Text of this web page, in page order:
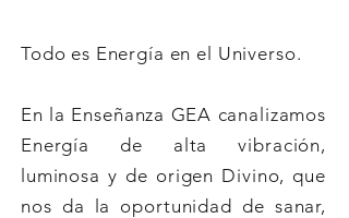
Todo es Energía en el Universo.
En la Enseñanza GEA canalizamos
Energía de alta vibración,
luminosa y de origen Divino, que
nos da la oportunidad de sanar,